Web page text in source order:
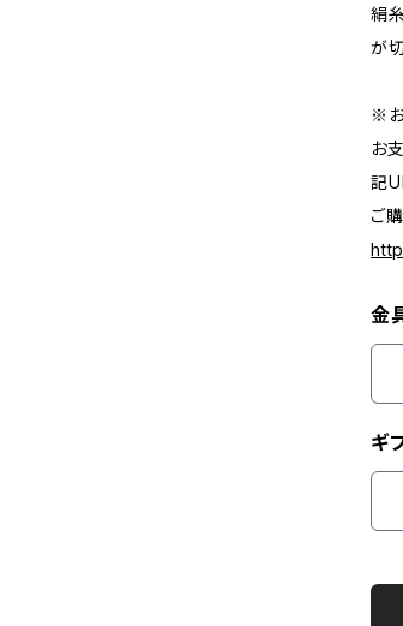
絹
が
※
お
記
ご
金
ギ